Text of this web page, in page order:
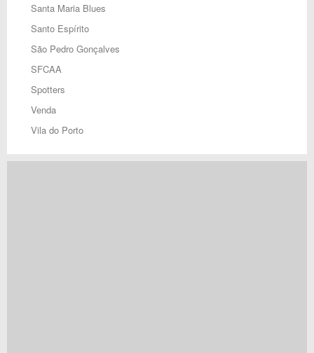
Santa Maria Blues
Santo Espírito
São Pedro Gonçalves
SFCAA
Spotters
Venda
Vila do Porto